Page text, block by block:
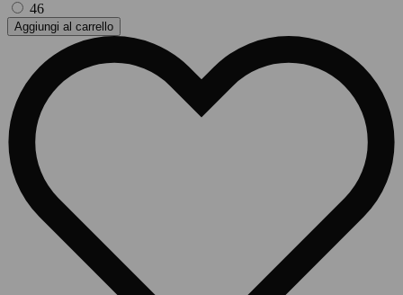
46
Aggiungi al carrello